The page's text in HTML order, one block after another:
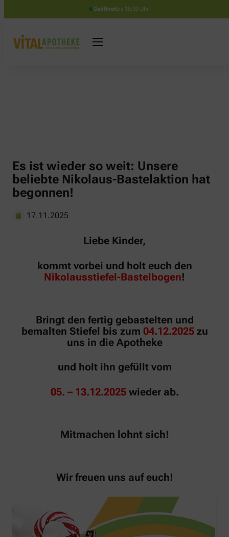
Geöffnetbis 18:30 Uhr
Es ist wieder so weit: Unsere
beliebte Nikolaus-Bastelaktion hat
begonnen!
17.11.2025
Liebe Kinder,
kommt vorbei und holt euch den
Nikolausstiefel-Bastelbogen!
Bringt den fertig gebastelten und
bemalten Stiefel bis zum 04.12.2025zu
uns in die Apotheke
und holt ihn gefüllt vom
05. – 13.12.2025wieder ab.
Mitmachen lohnt sich!
Wir freuen uns auf euch!